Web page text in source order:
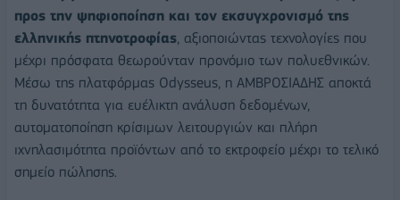
προς την ψηφιοποίηση και τον εκσυγχρονισμό της
ελληνικής πτηνοτροφίας, αξιοποιώντας τεχνολογίες που
μέχρι πρόσφατα θεωρούνταν προνόμιο των πολυεθνικών.
Μέσω της πλατφόρμας Odysseus, η ΑΜΒΡΟΣΙΑΔΗΣ αποκτά
τη δυνατότητα για ευέλικτη ανάλυση δεδομένων,
αυτοματοποίηση κρίσιμων λειτουργιών και πλήρη
ιχνηλασιμότητα προϊόντων από το εκτροφείο μέχρι το τελικό
σημείο πώλησης.